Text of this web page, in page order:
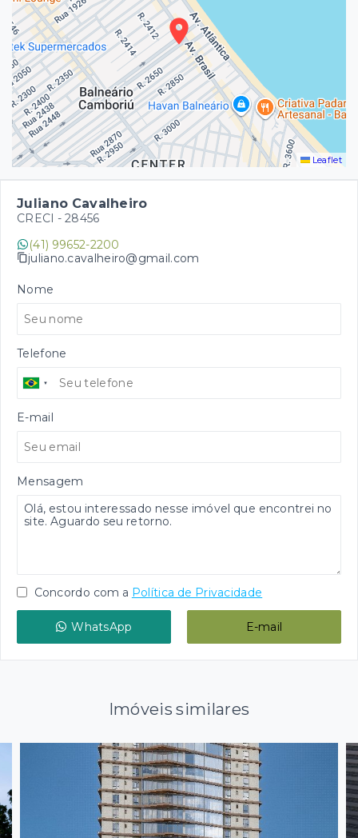
Leaflet
Juliano Cavalheiro
CRECI - 28456
(41) 99652-2200
juliano.cavalheiro@gmail.com
Nome
Telefone
E-mail
Mensagem
Concordo com a Política de Privacidade
WhatsApp E-mail
Imóveis similares